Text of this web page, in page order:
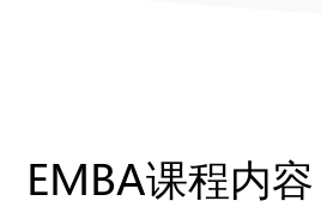
EMBA课程内容